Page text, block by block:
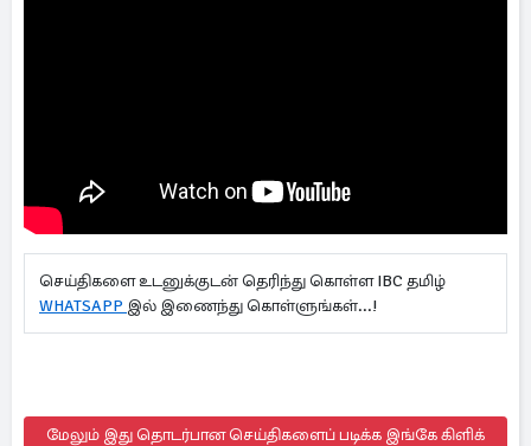
செய்திகளை உடனுக்குடன் தெரிந்து கொள்ள IBC தமிழ்
WHATSAPP இல் இணைந்து கொள்ளுங்கள்...!
மேலும் இது தொடர்பான செய்திகளைப் படிக்க இங்கே கிளிக்